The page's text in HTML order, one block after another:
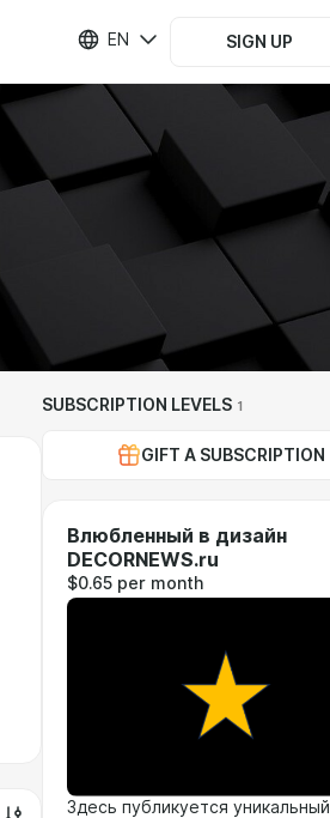
EN SIGN UP
SUBSCRIPTION LEVELS 1
GIFT A SUBSCRIPTION
Влюбленный в дизайн
DECORNEWS.ru
$0.65 per month
Здесь публикуется уникальный